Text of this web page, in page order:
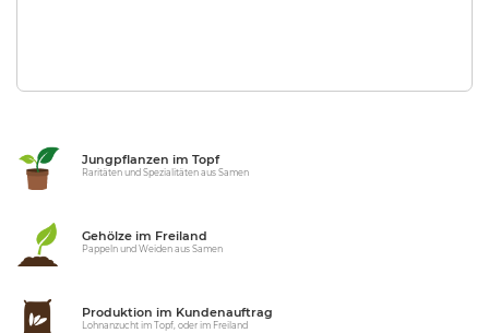
Jungpflanzen im Topf
Raritäten und Spezialitäten aus Samen
Gehölze im Freiland
Pappeln und Weiden aus Samen
Produktion im Kundenauftrag
Lohnanzucht im Topf, oder im Freiland